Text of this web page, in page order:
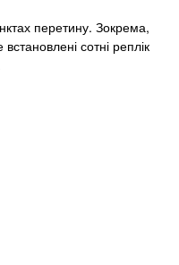
перетину. Зокрема,
сотні реплік